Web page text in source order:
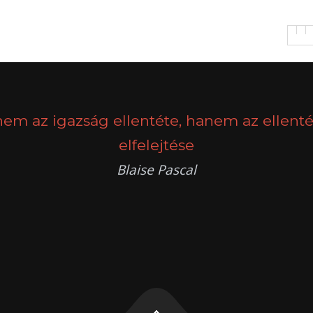
az igazság ellentéte, hanem az
elfelejtése
Blaise Pascal